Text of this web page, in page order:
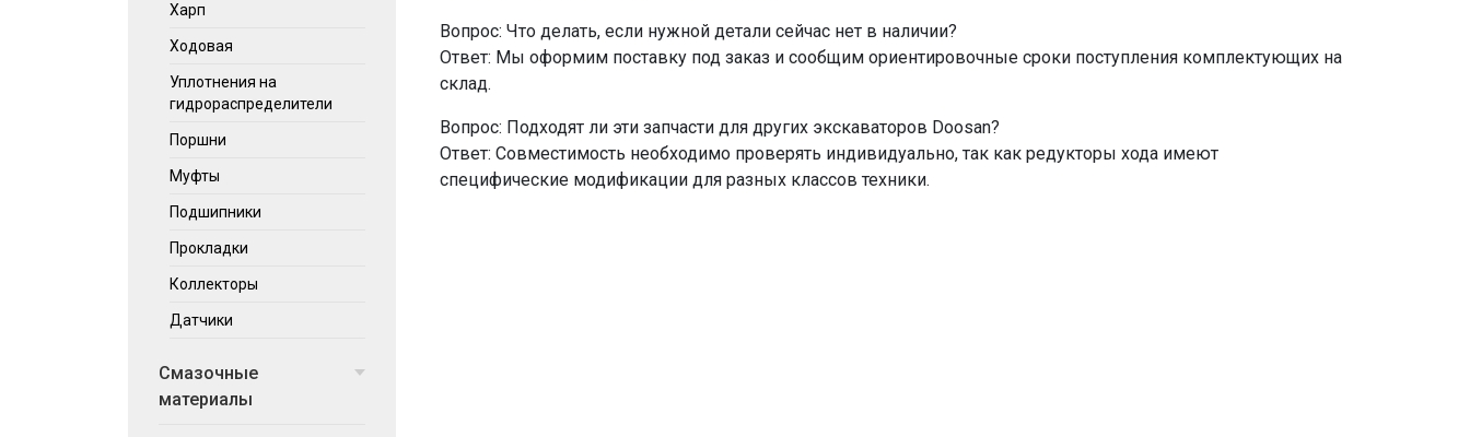
Харп
Ходовая
Уплотнения на
гидрораспределители
Поршни
Муфты
Подшипники
Прокладки
Коллекторы
Датчики
Смазочные
материалы
Вопрос: Что делать, если нужной детали сейчас нет в наличии?
Ответ: Мы оформим поставку под заказ и сообщим ориентировочные сроки поступления комплектующих на
склад.
Вопрос: Подходят ли эти запчасти для других экскаваторов Doosan?
Ответ: Совместимость необходимо проверять индивидуально, так как редукторы хода имеют
специфические модификации для разных классов техники.